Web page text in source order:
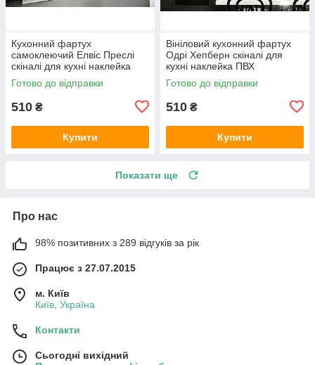
Кухонний фартух
самоклеючий Елвіс Преслі
скіналі для кухні наклейка
ПВХ ретро співаки сірий
600х2000 мм
Готово до відправки
510 ₴
Купити
Вініловий кухонний фартух
Одрі Хепберн скіналі для
кухні наклейка ПВХ
персонажі ретро Чорно-білий
600х2000 мм
Готово до відправки
510 ₴
Купити
Показати ще
Про нас
98% позитивних з 289 відгуків за рік
Працює з 27.07.2015
м. Київ
Київ, Україна
Контакти
Сьогодні вихідний